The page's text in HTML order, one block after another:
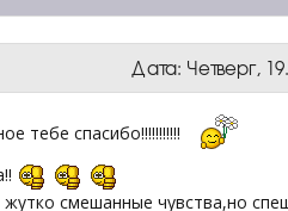
Дата: Четверг,
тебе спасибо!!!!!!!!!!!
смешанные чувства,но